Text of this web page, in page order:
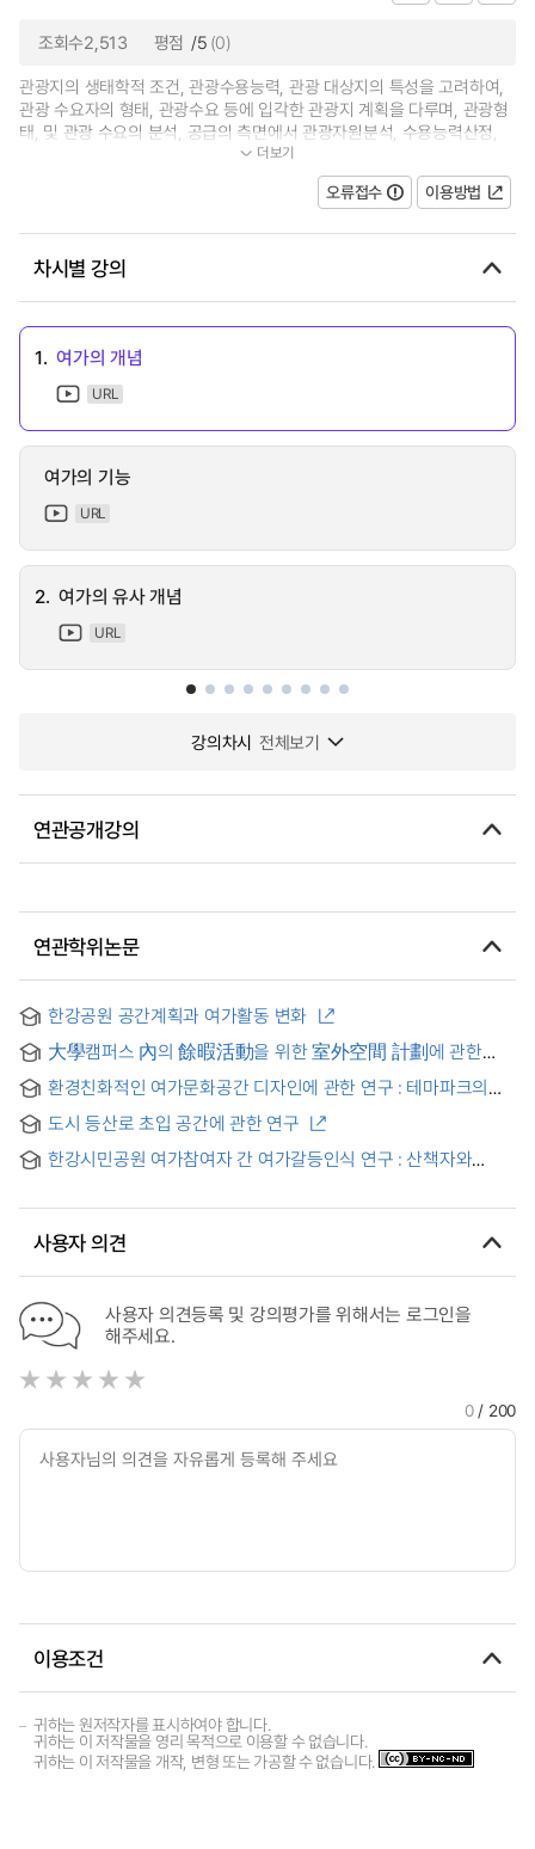
조회수2,513 평점 /5 (0)
관광지의 생태학적 조건, 관광수용능력, 관광 대상지의 특성을 고려하여,
관광 수요자의 형태, 관광수요 등에 입각한 관광지 계획을 다루며, 관광형
태, 및 관광 수요의 분석, 공급의 측면에서 관광자원분석, 수용능력산정,
관광지 계획안의 작성과정 과 관광...더보기
오류접수 이용방법
차시별 강의
1. 여가의 개념
URL
여가의 기능
URL
2. 여가의 유사 개념
URL
강의차시 전체보기
연관공개강의
연관학위논문
한강공원 공간계획과 여가활동 변화
大學캠퍼스 內의 餘暇活動을 위한 室外空間 計劃에 관한
Activities on University Campuses
환경친화적인 여가문화공간 디자인에 관한 연구 : 테마파크의
Environmentally Harmonized Leisure and Cultural Space :
Focusing on Case Study and Plan of Theme Park
도시 등산로 초입 공간에 관한 연구
한강시민공원 여가참여자 간 여가갈등인식 연구 : 산책자와
사용자 의견
사용자 의견등록 및 강의평가를 위해서는 로그인을
해주세요.
0/ 200
이용조건
귀하는 원저작자를 표시하여야 합니다.
귀하는 이 저작물을 영리 목적으로 이용할 수 없습니다.
귀하는 이 저작물을 개작, 변형 또는 가공할 수 없습니다.